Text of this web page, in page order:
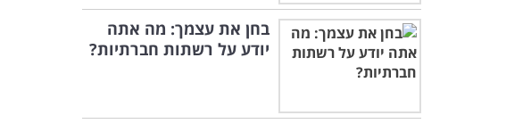
בחן את עצמך: מה אתה
יודע על רשתות חברתיות?